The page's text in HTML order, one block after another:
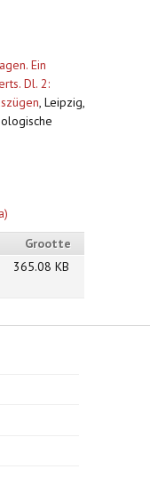
Ein
Dl. 2:
, Leipzig,
Grootte
365.08 KB